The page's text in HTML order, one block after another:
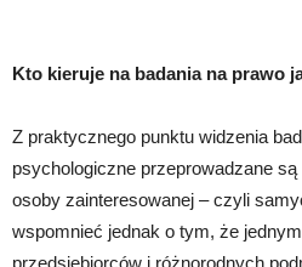
Kto kieruje na badania na prawo
Z praktycznego punktu widzenia
psychologiczne przeprowadzane
osoby zainteresowanej – czyli
wspomnieć jednak o tym, że